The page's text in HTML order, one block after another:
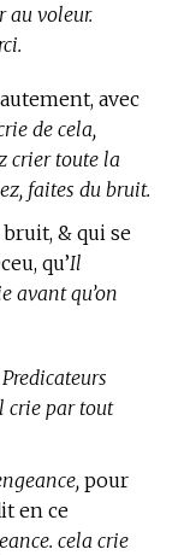
au voleur.
avec
de cela,
crier toute la
faites du bruit.
& qui se
qu’Il
avant qu’on
crie par tout
pour
en ce
cela crie